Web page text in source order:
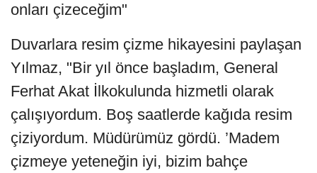
onları çizeceğim"
Duvarlara resim çizme hikayesini paylaşan
Yılmaz, "Bir yıl önce başladım, General
Ferhat Akat İlkokulunda hizmetli olarak
çalışıyordum. Boş saatlerde kağıda resim
çiziyordum. Müdürümüz gördü. ’Madem
çizmeye yeteneğin iyi, bizim bahçe